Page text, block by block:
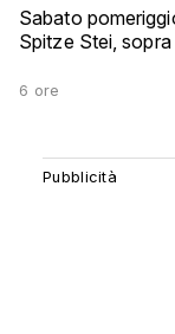
Sabato
Spitze Stei, sopra
6 ore